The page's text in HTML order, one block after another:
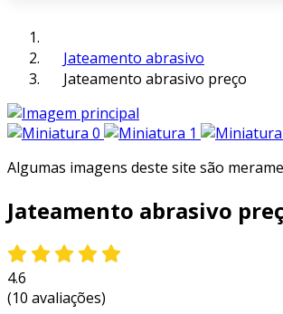
Jateamento abrasivo
Jateamento abrasivo preço
Algumas imagens deste site são
Jateamento abrasivo
4.6
(10 avaliações)